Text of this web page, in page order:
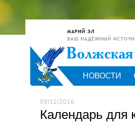
НОВОСТИ
09/11/2016
Календарь для